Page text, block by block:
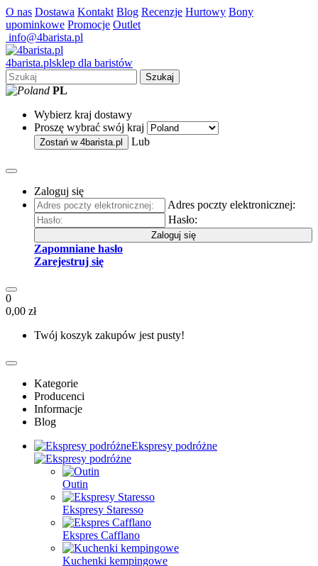
O nas Dostawa Kontakt Blog Recenzje Hurtowy Bony
upominkowe Promocje Outlet
info@4barista.pl
4barista.plsklep dla baristów
Szukaj
PL
Wybierz kraj dostawy
Proszę wybrać swój kraj
Zostań w 4barista.pl Lub
Zaloguj się
Adres poczty elektronicznej:
Hasło:
Zaloguj się
Zapomniane hasło
Zarejestruj się
0
0,00 zł
Twój koszyk zakupów jest pusty!
Kategorie
Producenci
Informacje
Blog
Ekspresy podróżne
Outin
Ekspresy Staresso
Ekspres Cafflano
Kuchenki kempingowe